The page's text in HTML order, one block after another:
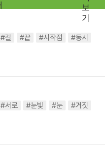
#길 #끝 #시작점
#동시
#서로 #눈빛 #눈
#거짓